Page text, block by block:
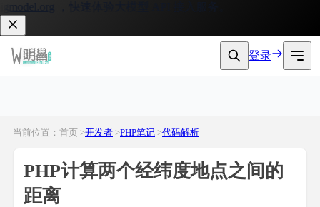
，快速体验大模型 API 接入服务。
登录
当前位置：首页 >开发者 >PHP笔记 >代码解析
PHP计算两个经纬度地点之间的
距离